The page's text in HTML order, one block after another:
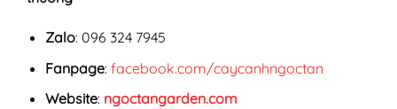
Zalo: 096 324 7945
Fanpage: facebook.com/caycanhngoctan
Website: ngoctangarden.com